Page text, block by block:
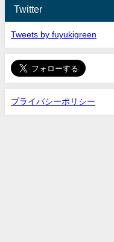
Twitter
Tweets by fuyukigreen
プライバシーポリシー